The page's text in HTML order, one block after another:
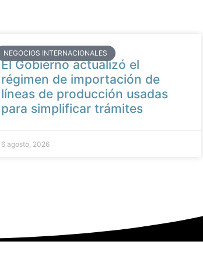
NEGOCIOS INTERNACIONALES
El Gobierno actualizó el
régimen de importación de
líneas de producción usadas
para simplificar trámites
6 agosto, 2026